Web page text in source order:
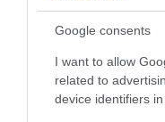
Google consents
I want to allow
related to
device identifiers in
nők sör
kézműves sörfőzés